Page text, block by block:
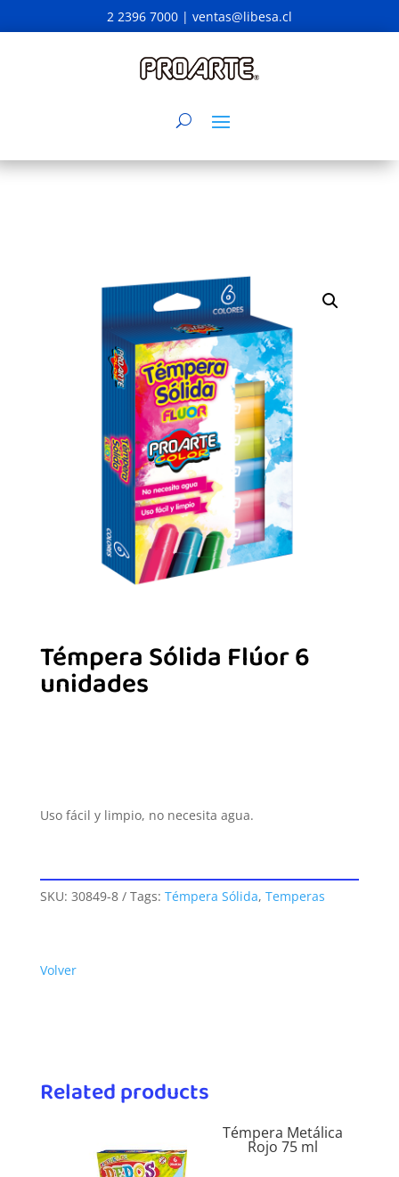
2 2396 7000 | ventas@libesa.cl
Témpera Sólida Flúor 6
unidades
Uso fácil y limpio, no necesita agua.
SKU: 30849-8 Tags: Témpera Sólida, Temperas
Volver
Related products
Témpera Metálica
Rojo 75 ml